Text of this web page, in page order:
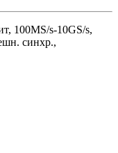
100MS/s-10GS/s,
синхр.,